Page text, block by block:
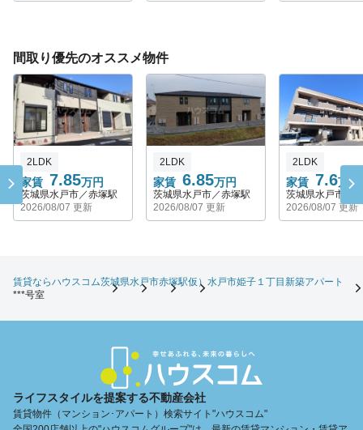
間取り優先のオススメ物件
家賃 7.85万円
2LDK
茨城県水戸市／赤塚駅
2026/08/07 更新
家賃 6.85万円
2LDK
茨城県水戸市／赤塚駅
2026/08/07 更新
家賃 7.6万円
2LDK
茨城県水戸市／
2026/08/07 更新
賃貸ならハウスコム茨城県水戸市赤塚駅仮）水戸市姫子１丁目新築アパート
***号室
ライフスタイルを提案する不動産会社
賃貸物件（マンション･アパート）検索サイト"ハウスコム"